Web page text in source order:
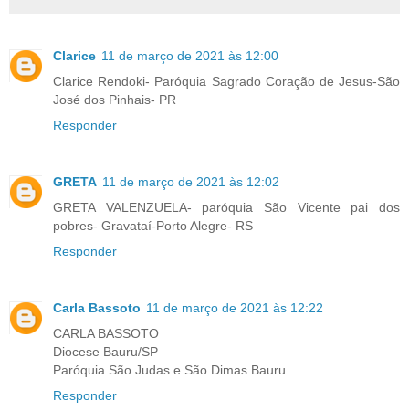
Clarice 11 de março de 2021 às 12:00
Clarice Rendoki- Paróquia Sagrado Coração de Jesus-São
José dos Pinhais- PR
Responder
GRETA 11 de março de 2021 às 12:02
GRETA VALENZUELA- paróquia São Vicente pai dos
pobres- Gravataí-Porto Alegre- RS
Responder
Carla Bassoto 11 de março de 2021 às 12:22
CARLA BASSOTO
Diocese Bauru/SP
Paróquia São Judas e São Dimas Bauru
Responder